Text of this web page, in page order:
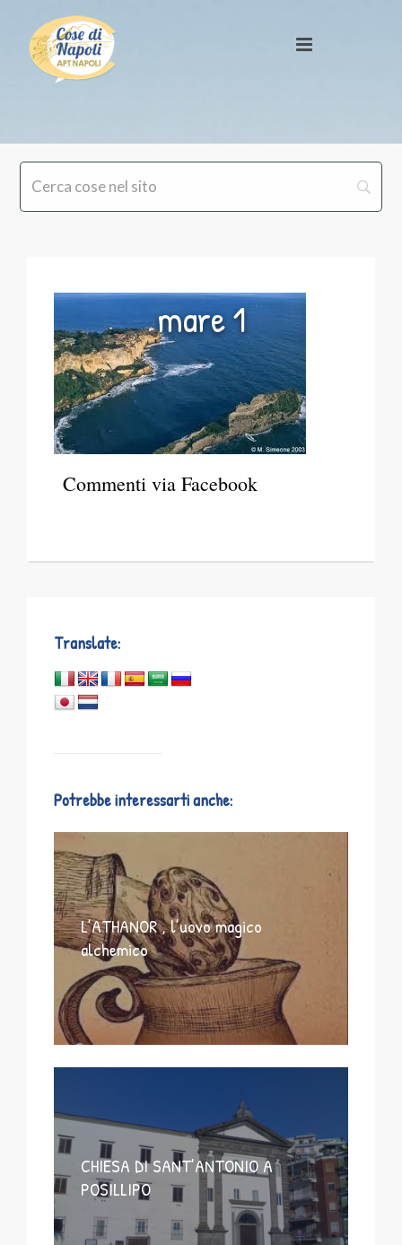
mare 1
Commenti via Facebook
Translate:
Potrebbe interessarti anche:
L’ATHANOR , l’uovo magico
alchemico
CHIESA DI SANT’ANTONIO A
POSILLIPO